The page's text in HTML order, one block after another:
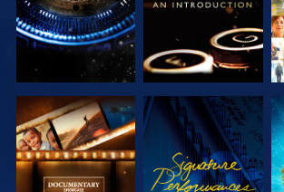
VERKEN DE
SERIE
KIJK